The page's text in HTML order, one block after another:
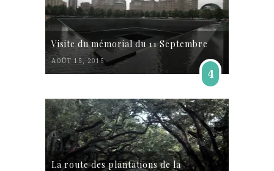
Visite du mémorial du 11 Septembre
AOÛT 15, 2015
4
La route des plantations de la